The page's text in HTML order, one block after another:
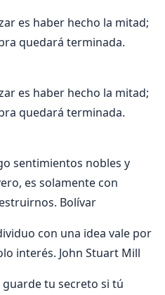
es haber hecho la mitad;
quedará terminada.
es haber hecho la mitad;
quedará terminada.
sentimientos nobles y
es solamente con
Bolívar
con una idea vale por
interés. John Stuart Mill
tu secreto si tú